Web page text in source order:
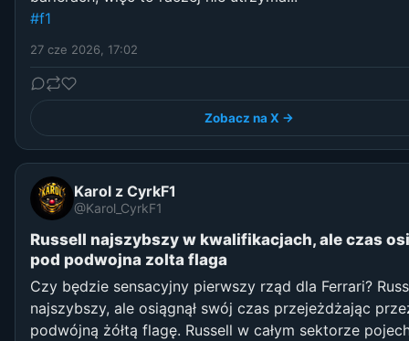
#f1
27 cze 2026, 17:02
Zobacz na X →
Karol z CyrkF1
@Karol_CyrkF1
Russell najszybszy w kwalifikacjach, ale czas
pod podwojna zolta flaga
Czy będzie sensacyjny pierwszy rząd dla Ferrari?
najszybszy, ale osiągnął swój czas przejeżdżając
podwójną żółtą flagę. Russell w całym sektorze